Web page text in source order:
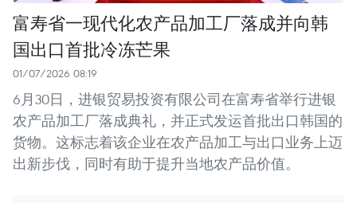
富寿省一现代化农产品加工厂落成并向韩
国出口首批冷冻芒果
01/07/2026 08:19
6月30日，进银贸易投资有限公司在富寿省举行进银
农产品加工厂落成典礼，并正式发运首批出口韩国的
货物。这标志着该企业在农产品加工与出口业务上迈
出新步伐，同时有助于提升当地农产品价值。